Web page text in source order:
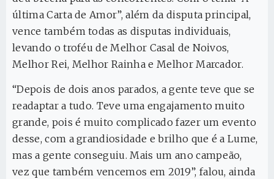
última Carta de Amor”, além da disputa principal,
vence também todas as disputas individuais,
levando o troféu de Melhor Casal de Noivos,
Melhor Rei, Melhor Rainha e Melhor Marcador.
“Depois de dois anos parados, a gente teve que se
readaptar a tudo. Teve uma engajamento muito
grande, pois é muito complicado fazer um evento
desse, com a grandiosidade e brilho que é a Lume,
mas a gente conseguiu. Mais um ano campeão,
vez que também vencemos em 2019”, falou, ainda